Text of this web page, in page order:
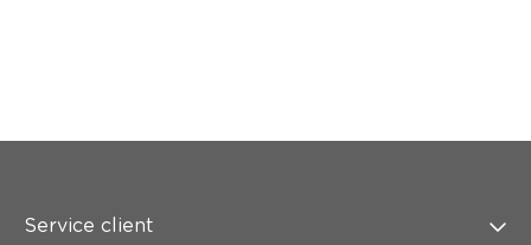
Service client